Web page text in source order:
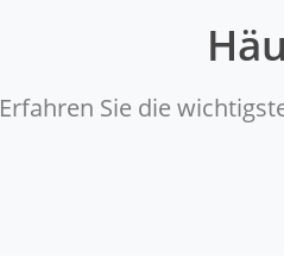
Erfahren Sie die